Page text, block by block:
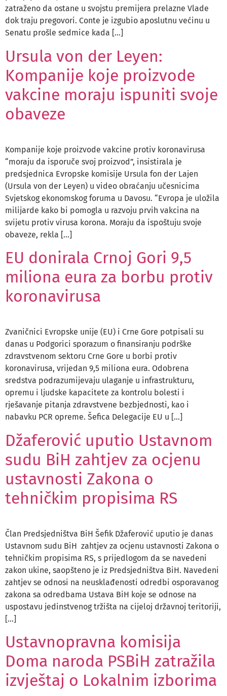
zatraženo da ostane u svojstu premijera prelazne Vlade
dok traju pregovori. Conte je izgubio aposlutnu većinu u
Senatu prošle sedmice kada […]
Ursula von der Leyen:
Kompanije koje proizvode
vakcine moraju ispuniti svoje
obaveze
Kompanije koje proizvode vakcine protiv koronavirusa
“moraju da isporuče svoj proizvod”, insistirala je
predsjednica Evropske komisije Ursula fon der Lajen
(Ursula von der Leyen) u video obraćanju učesnicima
Svjetskog ekonomskog foruma u Davosu. “Evropa je uložila
milijarde kako bi pomogla u razvoju prvih vakcina na
svijetu protiv virusa korona. Moraju da ispoštuju svoje
obaveze, rekla […]
EU donirala Crnoj Gori 9,5
miliona eura za borbu protiv
koronavirusa
Zvaničnici Evropske unije (EU) i Crne Gore potpisali su
danas u Podgorici sporazum o finansiranju podrške
zdravstvenom sektoru Crne Gore u borbi protiv
koronavirusa, vrijedan 9,5 miliona eura. Odobrena
sredstva podrazumijevaju ulaganje u infrastrukturu,
opremu i ljudske kapacitete za kontrolu bolesti i
rješavanje pitanja zdravstvene bezbjednosti, kao i
nabavku PCR opreme. Šefica Delegacije EU u […]
Džaferović uputio Ustavnom
sudu BiH zahtjev za ocjenu
ustavnosti Zakona o
tehničkim propisima RS
Član Predsjedništva BiH Šefik Džaferović uputio je danas
Ustavnom sudu BiH zahtjev za ocjenu ustavnosti Zakona o
tehničkim propisima RS, s prijedlogom da se navedeni
zakon ukine, saopšteno je iz Predsjedništva BiH. Navedeni
zahtjev se odnosi na neusklađenosti odredbi osporavanog
zakona sa odredbama Ustava BiH koje se odnose na
uspostavu jedinstvenog tržišta na cijeloj državnoj teritoriji,
[…]
Ustavnopravna komisija
Doma naroda PSBiH zatražila
izvještaj o Lokalnim izborima